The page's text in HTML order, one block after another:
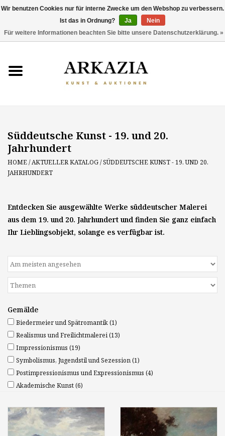
AKTUELLER KATALOG
ÜBER UNS
THEMEN
Süddeutsche Kunst - 19. und 20.
Jahrhundert
HOME/AKTUELLER KATALOG/SÜDDEUTSCHE KUNST - 19. UND 20.
JAHRHUNDERT
Entdecken Sie ausgewählte Werke süddeutscher Malerei
aus dem 19. und 20. Jahrhundert und finden Sie ganz einfach
Ihr Lieblingsobjekt, solange es verfügbar ist.
Gemälde
Biedermeier und Spätromantik(1)
Realismus und Freilichtmalerei(13)
Impressionismus (19)
Symbolismus, Jugendstil und Sezession(1)
Postimpressionismus und Expressionismus (4)
Akademische Kunst(6)
Wir benutzen Cookies nur für interne Zwecke um den Webshop zu verbessern.
Ist das in Ordnung?
Ja
Nein
Für weitere Informationen beachten Sie bitte unsere Datenschutzerklärung. »